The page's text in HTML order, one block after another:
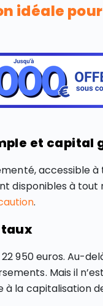
idéale
et capital
accessible
disponibles à
.
950 euros. Au-
Mais il
à la capitalisation